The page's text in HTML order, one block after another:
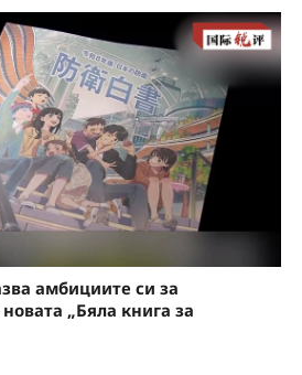
амбициите си за
„Бяла книга за